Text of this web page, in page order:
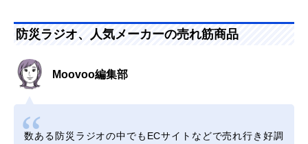
防災ラジオ、人気メーカーの売れ筋商品
Moovoo編集部
数ある防災ラジオの中でもECサイトなどで売れ行き好調